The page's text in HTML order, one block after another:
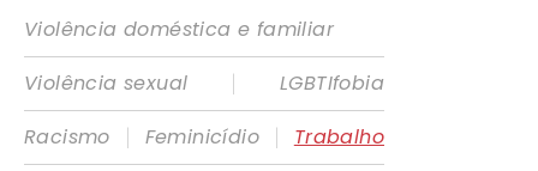
Violência doméstica e familiar
Violência sexual
|
LGBTIfobia
Racismo
| Feminicídio |
Trabalho